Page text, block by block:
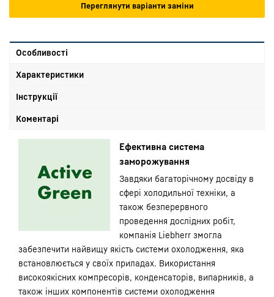
Переглянути варіанти заміни
Особливості
Характеристики
Інструкції
Коментарі
Ефективна система
заморожування
Завдяки багаторічному досвіду в
сфері холодильної техніки, а
також безперервного
проведення дослідних робіт,
компанія Liebherr змогла
забезпечити найвищу якість системи охолодження, яка
встановлюється у своїх приладах. Використання
високоякісних компресорів, конденсаторів, випарників, а
також інших компонентів системи охолодження